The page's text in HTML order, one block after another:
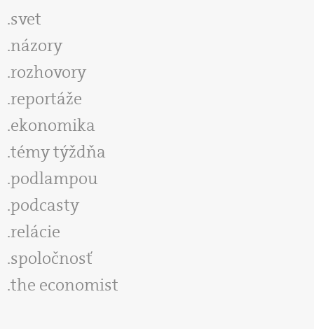
svet
názory
rozhovory
reportáže
ekonomika
témy týždňa
podlampou
podcasty
relácie
spoločnosť
the economist